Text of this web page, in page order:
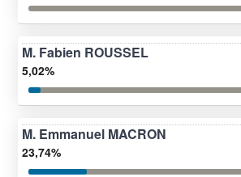
M. Fabien ROUSSEL
5,02%
M. Emmanuel MACRON
23,74%